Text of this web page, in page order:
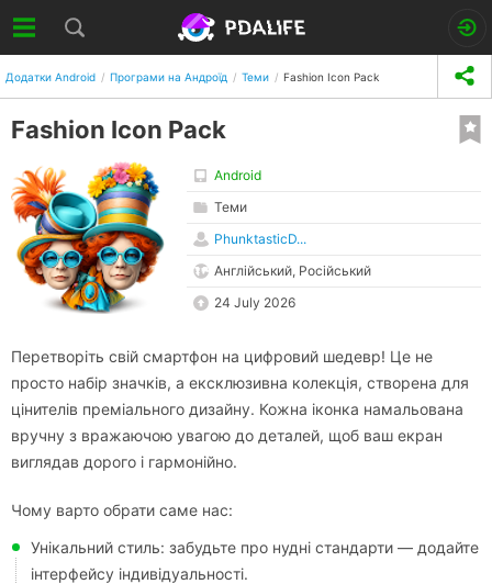
Додатки Android Програми на Андроїд Теми Fashion Icon Pack
Fashion Icon Pack
Android
Теми
PhunktasticD...
Англійський, Російський
24 July 2026
Перетворіть свій смартфон на цифровий шедевр! Це не
просто набір значків, а ексклюзивна колекція, створена для
цінителів преміального дизайну. Кожна іконка намальована
вручну з вражаючою увагою до деталей, щоб ваш екран
виглядав дорого і гармонійно.
Чому варто обрати саме нас:
Унікальний стиль: забудьте про нудні стандарти — додайте
інтерфейсу індивідуальності.